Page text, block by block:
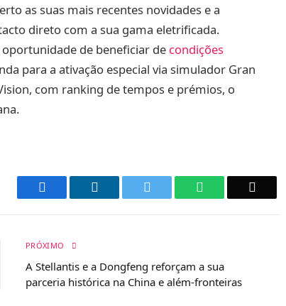
as suas mais recentes novidades e a
direto com a sua gama eletrificada.
oportunidade de beneficiar de condições
para a ativação especial via simulador Gran
com ranking de tempos e prémios, o
Facebook LinkedIn WhatsApp
PRÓXIMO
A Stellantis e a Dongfeng reforçam a sua
parceria histórica na China e além-fronteiras